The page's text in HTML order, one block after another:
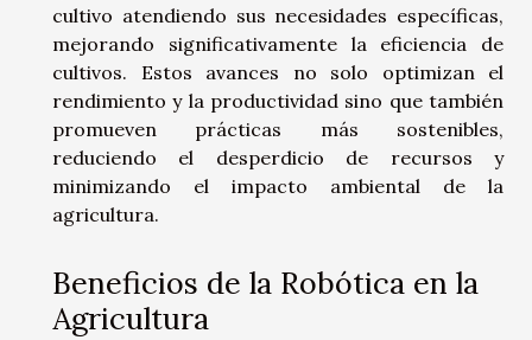
cultivo atendiendo sus necesidades específicas,
mejorando significativamente la eficiencia de
cultivos. Estos avances no solo optimizan el
rendimiento y la productividad sino que también
promueven prácticas más sostenibles,
reduciendo el desperdicio de recursos y
minimizando el impacto ambiental de la
agricultura.
Beneficios de la Robótica en la
Agricultura